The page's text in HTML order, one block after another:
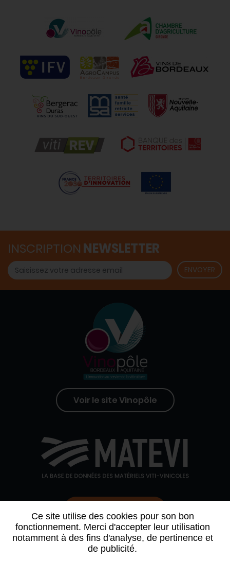
Ce site utilise des cookies pour son bon
fonctionnement. Merci d'accepter leur utilisation
notamment à des fins d'analyse, de pertinence et
de publicité.
INSCRIPTION NEWSLETTER
Voir le site Vinopôle
QUI SOMMES-NOUS AGENDA